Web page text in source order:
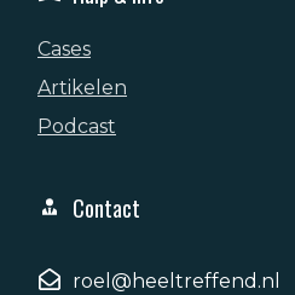
Cases
Artikelen
Podcast
Contact
roel@heeltreffend.nl